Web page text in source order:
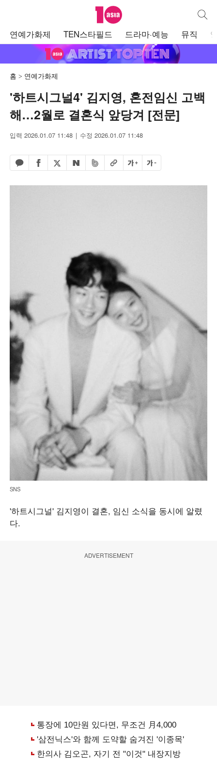
텐아시아 통합
연예가화제 TEN스타필드 드라마·예능 뮤직
홈 연예가화제
'하트시그널4' 김지영, 혼전임신 고백
해…2월로 결혼식 앞당겨 [전문]
입력 2026.01.07 11:48 수정 2026.01.07 11:48
카카오톡 공유하기
페이스북 공유하기
엑스 공유하기
네이버 공유하기
밴드 공유하기
URL복사글자 크게글자 작게
SNS
'하트시그널' 김지영이 결혼, 임신 소식을 동시에 알렸
다.
ADVERTISEMENT